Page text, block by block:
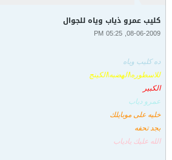
كليب عمرو ذياب وياه للجوال
08-06-2009, 05:25 PM
ده كليب وياه
للاسطوره\الهضبه\الكينج
الكبير
عمرو دياب
خليه على موبايلك
بجد تحفه
الله عليك يادياب